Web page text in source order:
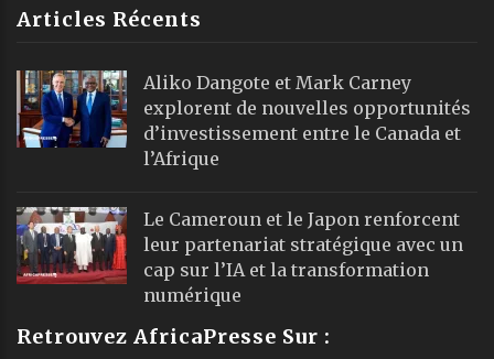
Articles Récents
Aliko Dangote et Mark Carney
explorent de nouvelles opportunités
d’investissement entre le Canada et
l’Afrique
Le Cameroun et le Japon renforcent
leur partenariat stratégique avec un
cap sur l’IA et la transformation
numérique
Retrouvez AfricaPresse Sur :